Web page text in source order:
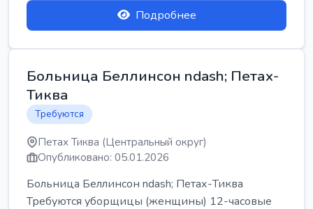
Подробнее
Больница Беллинсон ndash; Петах-
Тиква
Требуются
Петах Тиква (Центральный округ)
Опубликовано: 05.01.2026
Больница Беллинсон ndash; Петах-Тиква
Требуются уборщицы (женщины) 12-часовые